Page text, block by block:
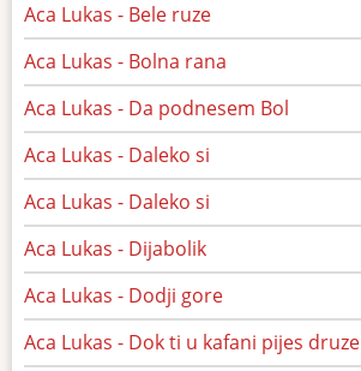
Aca Lukas - Bele ruze
Aca Lukas - Bolna rana
Aca Lukas - Da podnesem Bol
Aca Lukas - Daleko si
Aca Lukas - Daleko si
Aca Lukas - Dijabolik
Aca Lukas - Dodji gore
Aca Lukas - Dok ti u kafani pijes druze